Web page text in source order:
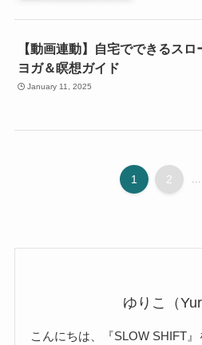
【動画連動】自宅でできるスロ
ヨガ＆瞑想ガイド
January 11, 2025
1 2
ゆりこ（
こんにちは、『SLOW SHIFT